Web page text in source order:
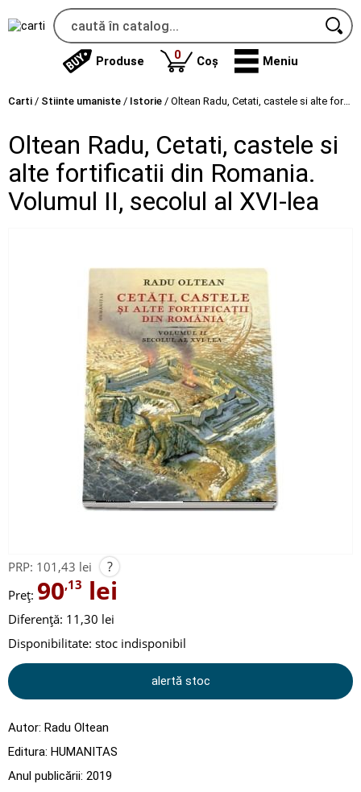
Produse 0produse
Coș Meniu
Carti / Stiinte umaniste / Istorie / Oltean Radu, Cetati, castele si alte fortificatii din Romania. Volumul II, secolul al XVI-lea
Oltean Radu, Cetati, castele si
alte fortificatii din Romania.
Volumul II, secolul al XVI-lea
PRP: 101,43 lei ?
Preț: 90,13 lei
Diferență: 11,30 lei
Disponibilitate: stoc indisponibil
alertă stoc
Autor: Radu Oltean
Editura: HUMANITAS
Anul publicării: 2019